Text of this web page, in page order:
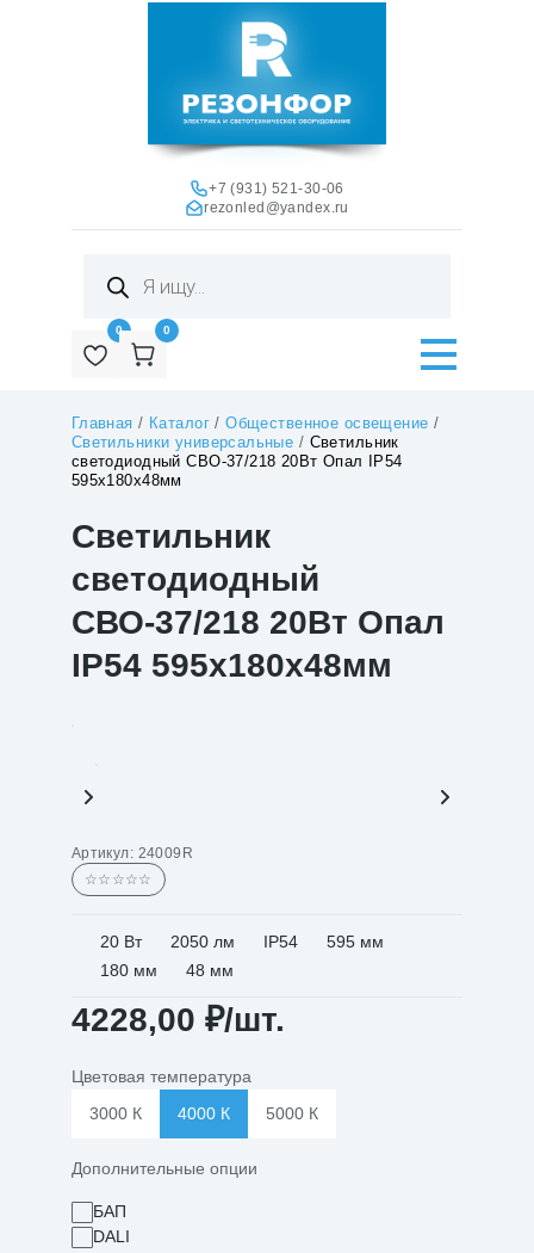
+7 (931) 521-30-06
rezonled@yandex.ru
товаров
0 0
Главная / Каталог/Общественное освещение /
Светильники универсальные / Светильник
светодиодный СВО-37/218 20Вт Опал IP54
595х180х48мм
Светильник
светодиодный
СВО-37/218 20Вт Опал
IP54 595х180х48мм
Артикул: 24009R
☆☆☆☆☆
20 Вт 2050 лм IP54
595 мм
180 мм
48 мм
4228,00 ₽/шт.
Цветовая температура
3000 К
4000 К 5000 К
Дополнительные опции
БАП
DALI